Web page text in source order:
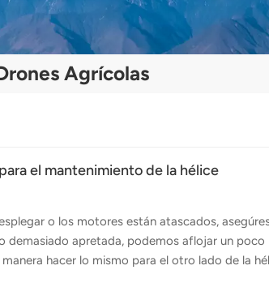
Agrícolas
el mantenimiento de la hélice
o los motores están atascados,
demasiado apretada, podemos aflojar un
hacer lo mismo para el otro lado de la